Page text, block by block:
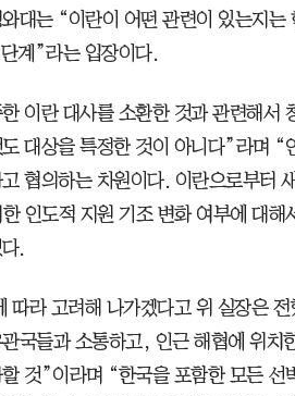
대는 “이란이 어떤 관련이 있는지는
계”라는 입장이다.
이란 대사를 소환한 것과 관련해서
대상을 특정한 것이 아니다”라며 “
협의하는 차원이다. 이란으로부터
인도적 지원 기조 변화 여부에 대해
.
따라 고려해 나가겠다고 위 실장은
국들과 소통하고, 인근 해협에 위치
것”이라며 “한국을 포함한 모든 선